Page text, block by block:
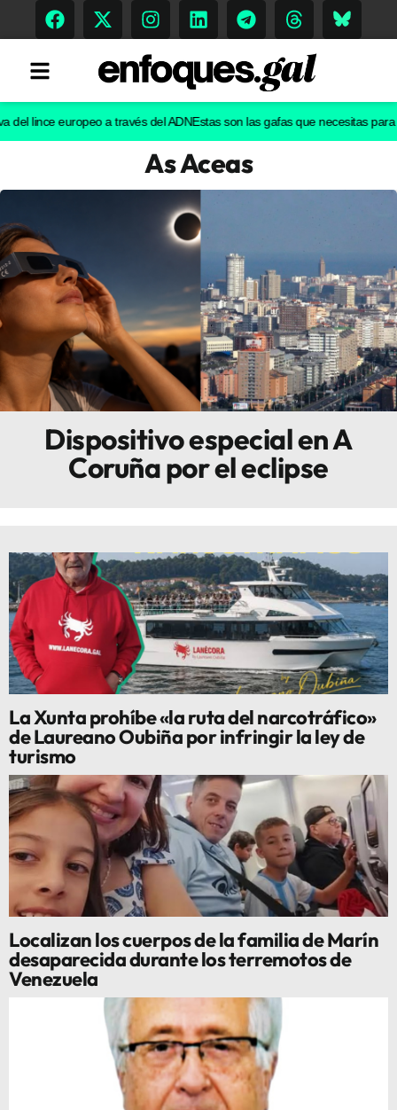
Gastronomía
Escenarios
Sostenibilidad
Innova
europeo a través del ADNEstas son las gafas que necesitas para ver
As Aceas
Dispositivo especial en A
Coruña por el eclipse
La Xunta prohíbe «la ruta del narcotráfico»
de Laureano Oubiña por infringir la ley de
turismo
Localizan los cuerpos de la familia de Marín
desaparecida durante los terremotos de
Venezuela